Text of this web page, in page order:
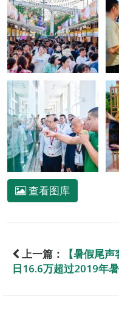
查看图库
上一篇：
【暑假尾
日16.6万超过2019年